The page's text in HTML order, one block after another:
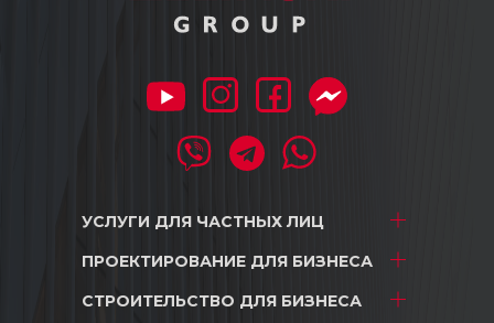
УСЛУГИ ДЛЯ ЧАСТНЫХ ЛИЦ
Проектирование
Дизайн интерьера
ПРОЕКТИРОВАНИЕ ДЛЯ БИЗНЕСА
ТРЦ и Магазины
СТРОИТЕЛЬСТВО ДЛЯ БИЗНЕСА